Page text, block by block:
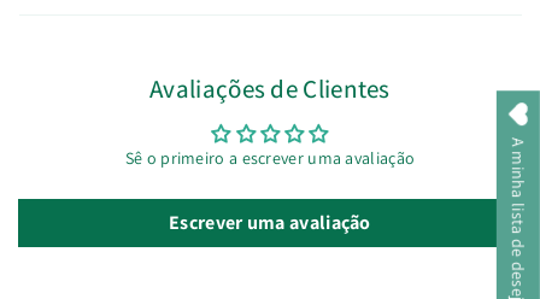
Avaliações de Clientes
Sê o primeiro a escrever uma avaliação
Escrever uma avaliação A minha lista de desejos